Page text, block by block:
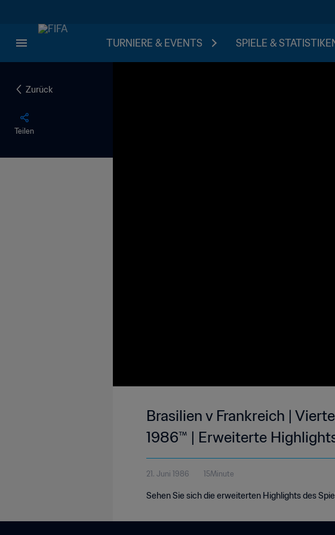
TURNIERE & EVENTS SPIELE &
Zurück
Teilen
Brasilien v Frankreich |
1986™ | Erweiterte
21. Juni 1986 15Minute
Sehen Sie sich die erweiterten Highlights des